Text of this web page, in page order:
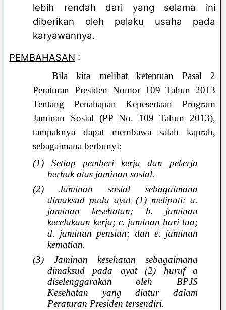
lebih rendah dari yang selama ini
diberikan oleh pelaku usaha pada
karyawannya.
PEMBAHASAN :
Bila kita melihat ketentuan Pasal 2
Peraturan Presiden Nomor 109 Tahun 2013
Tentang Penahapan Kepesertaan Program
Jaminan Sosial (PP No. 109 Tahun 2013),
tampaknya dapat membawa salah kaprah,
sebagaimana berbunyi:
(1) Setiap pemberi kerja dan pekerja
berhak atas jaminan sosial.
(2) Jaminan sosial sebagaimana
dimaksud pada ayat (1) meliputi: a.
jaminan kesehatan; b. jaminan
kecelakaan kerja; c. jaminan hari tua;
d. jaminan pensiun; dan e. jaminan
kematian.
(3) Jaminan kesehatan sebagaimana
dimaksud pada ayat (2) huruf a
diselenggarakan oleh BPJS
Kesehatan yang diatur dalam
Peraturan Presiden tersendiri.